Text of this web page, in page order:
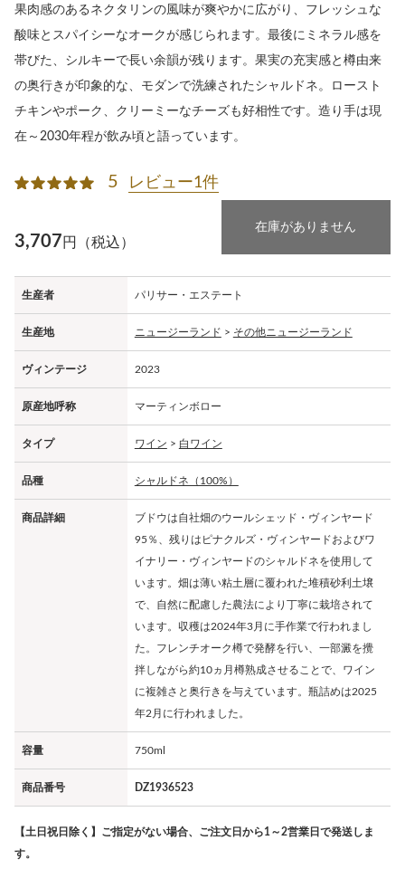
果肉感のあるネクタリンの風味が爽やかに広がり、フレッシュな
酸味とスパイシーなオークが感じられます。最後にミネラル感を
帯びた、シルキーで長い余韻が残ります。果実の充実感と樽由来
の奥行きが印象的な、モダンで洗練されたシャルドネ。ロースト
チキンやポーク、クリーミーなチーズも好相性です。造り手は現
在～2030年程が飲み頃と語っています。
5 レビュー1件
3,707円（税込）
在庫がありません
生産者 パリサー・エステート
生産地 ニュージーランド > その他ニュージーランド
ヴィンテージ 2023
原産地呼称 マーティンボロー
タイプ ワイン > 白ワイン
品種 シャルドネ（100%）
商品詳細
ブドウは自社畑のウールシェッド・ヴィンヤード
95％、残りはピナクルズ・ヴィンヤードおよびワ
イナリー・ヴィンヤードのシャルドネを使用して
います。畑は薄い粘土層に覆われた堆積砂利土壌
で、自然に配慮した農法により丁寧に栽培されて
います。収穫は2024年3月に手作業で行われまし
た。フレンチオーク樽で発酵を行い、一部澱を攪
拌しながら約10ヵ月樽熟成させることで、ワイン
に複雑さと奥行きを与えています。瓶詰めは2025
年2月に行われました。
容量 750ml
商品番号 DZ1936523
【土日祝日除く】ご指定がない場合、ご注文日から1～2営業日で発送しま
す。